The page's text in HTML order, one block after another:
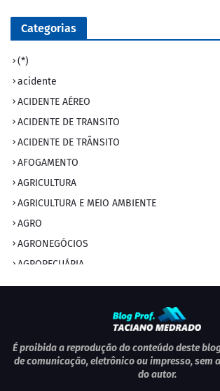
Categorias
(*)
acidente
ACIDENTE AÉREO
ACIDENTE DE TRANSITO
ACIDENTE DE TRÂNSITO
AFOGAMENTO
AGRICULTURA
AGRICULTURA E MEIO AMBIENTE
AGRO
AGRONEGÓCIOS
AGROPECUÁRIA
AMBIENTE
ANIVERSÁRIO DA CIDADE
ANIVERSÁRIOS
APEXBRASIL
É proibida a reprodução do conteúdo deste
de comunicação, eletrônico ou impresso, sem
do autor.